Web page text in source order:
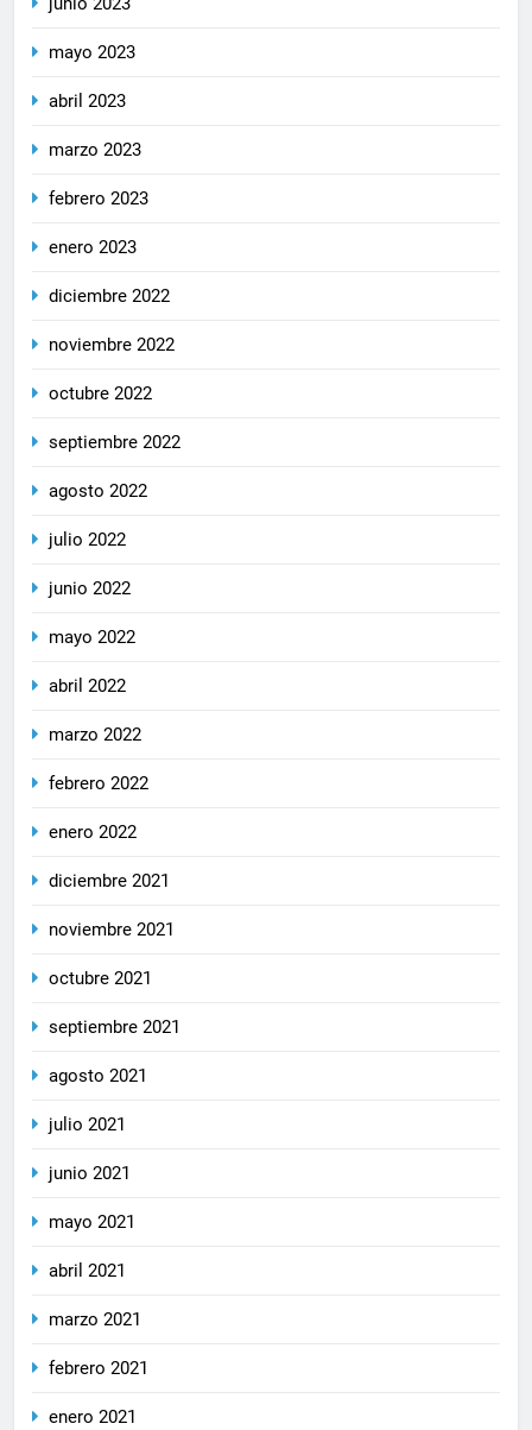
mayo 2023
abril 2023
marzo 2023
febrero 2023
enero 2023
diciembre 2022
noviembre 2022
octubre 2022
septiembre 2022
agosto 2022
julio 2022
junio 2022
mayo 2022
abril 2022
marzo 2022
febrero 2022
enero 2022
diciembre 2021
noviembre 2021
octubre 2021
septiembre 2021
agosto 2021
julio 2021
junio 2021
mayo 2021
abril 2021
marzo 2021
febrero 2021
enero 2021